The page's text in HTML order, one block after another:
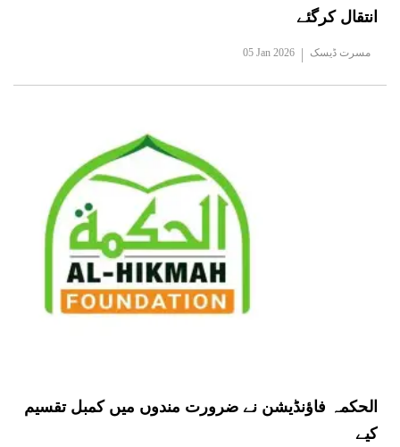
انتقال کرگئے
05 Jan 2026 مسرت ڈیسک
الحکمہ فاؤنڈیشن نے ضرورت مندوں میں کمبل تقسیم
کیے